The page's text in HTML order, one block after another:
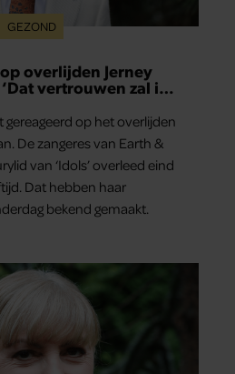
GEZOND
overlijden Jerney
vertrouwen zal ik
op het overlijden
De zangeres van Earth &
van ‘Idols’ overleed eind
Dat hebben haar
bekend gemaakt.